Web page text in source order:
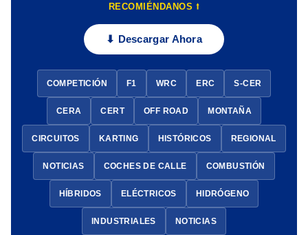
RECOMIÉNDANOS ⭡
⬇ Descargar Ahora
COMPETICIÓN F1 WRC ERC S-CER
CERA CERT OFF ROAD MONTAÑA
CIRCUITOS KARTING HISTÓRICOS REGIONAL
NOTICIAS COCHES DE CALLE COMBUSTIÓN
HÍBRIDOS ELÉCTRICOS HIDRÓGENO
INDUSTRIALES NOTICIAS